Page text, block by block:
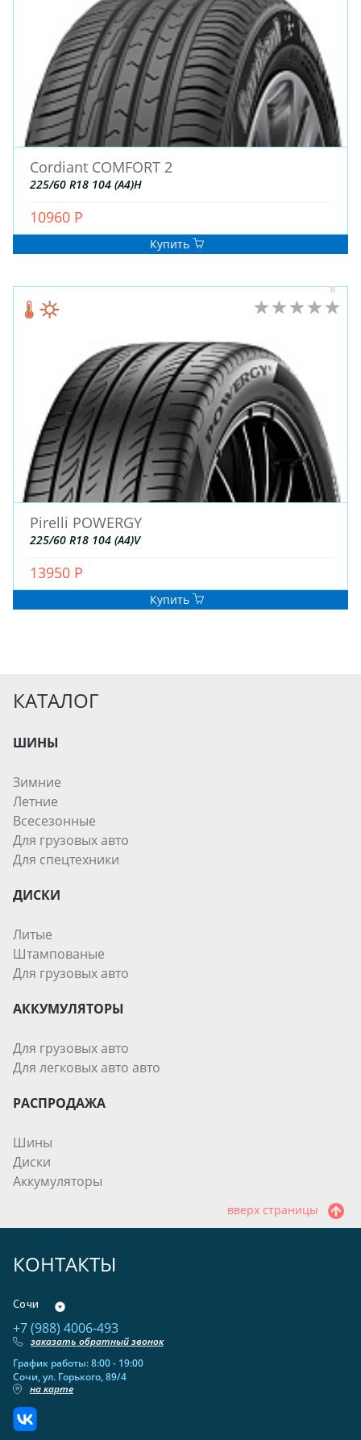
Cordiant COMFORT 2
225/60 R18 104 (A4)H
10960 Р
Купить
Pirelli POWERGY
225/60 R18 104 (A4)V
13950 Р
Купить
КАТАЛОГ
ШИНЫ
Зимние
Летние
Всесезонные
Для грузовых авто
Для спецтехники
ДИСКИ
Литые
Штампованые
Для грузовых авто
АККУМУЛЯТОРЫ
Для грузовых авто
Для легковых авто авто
РАСПРОДАЖА
Шины
Диски
Аккумуляторы
вверх страницы
КОНТАКТЫ
Сочи
+7 (988) 4006-493
заказать обратный звонок
График работы: 8:00 - 19:00
Сочи, ул. Горького, 89/4
на карте